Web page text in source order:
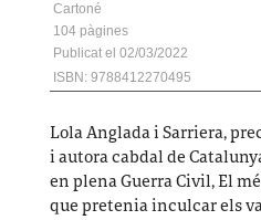
Cartoné
104
02/03/2022
ISBN: 9788412270495
Lola Anglada i Sarriera,
i autora cabdal de
en plena Guerra Civil, El
que pretenia inculcar els